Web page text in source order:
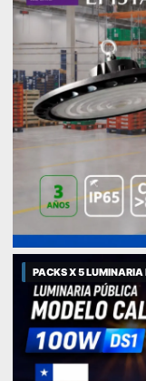
PACKS X 5